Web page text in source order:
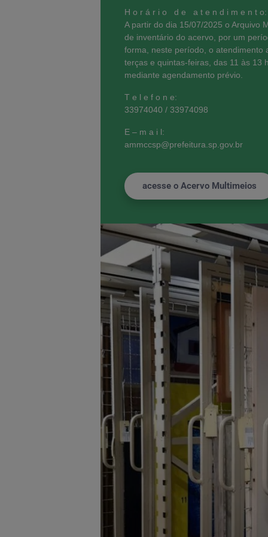
H o r á r i o d e a t e n d i m e n t o:
A partir do dia 15/07/2025 o Arquivo
de inventário do acervo, por um
forma, neste período, o atendimento
terças e quintas-feiras, das 11 às 13
mediante agendamento prévio.
T e l e f o n e:
33974040 / 33974098
E – m a i l:
ammccsp@prefeitura.sp.gov.br
acesse o Acervo Multimeios